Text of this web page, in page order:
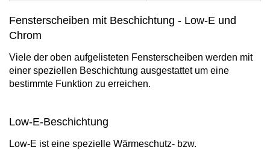
Fensterscheiben mit Beschichtung - Low-E und
Chrom
Viele der oben aufgelisteten Fensterscheiben werden mit
einer speziellen Beschichtung ausgestattet um eine
bestimmte Funktion zu erreichen.
Low-E-Beschichtung
Low-E ist eine spezielle Wärmeschutz- bzw.